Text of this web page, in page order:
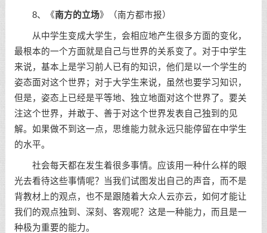
8、《南方的立场》（南方都市报）
从中学生变成大学生，会相应地产生很多方面的变化，
最根本的一个方面就是自己与世界的关系变了。对于中学生
来说，基本上是学习前人已有的知识，他们是以一个学生的
姿态面对这个世界；对于大学生来说，虽然也要学习知识，
但是，姿态上已经是平等地、独立地面对这个世界了。要关
注这个世界，并敢于、善于对这个世界发表自己独到的见
解。如果做不到这一点，思维能力就永远只能停留在中学生
的水平。
社会每天都在发生着很多事情。应该用一种什么样的眼
光去看待这些事情呢？当我们试图发出自己的声音，而不是
背教材上的观点，也不是跟随着大众人云亦云，如何才能让
我们的观点独到、深刻、客观呢？这是一种能力，而且是一
种极为重要的能力。